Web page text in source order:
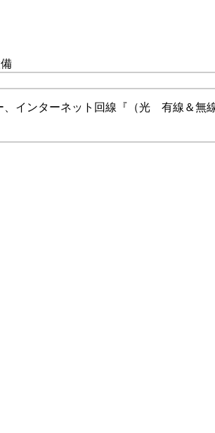
インターネット回線『（光 有線＆無